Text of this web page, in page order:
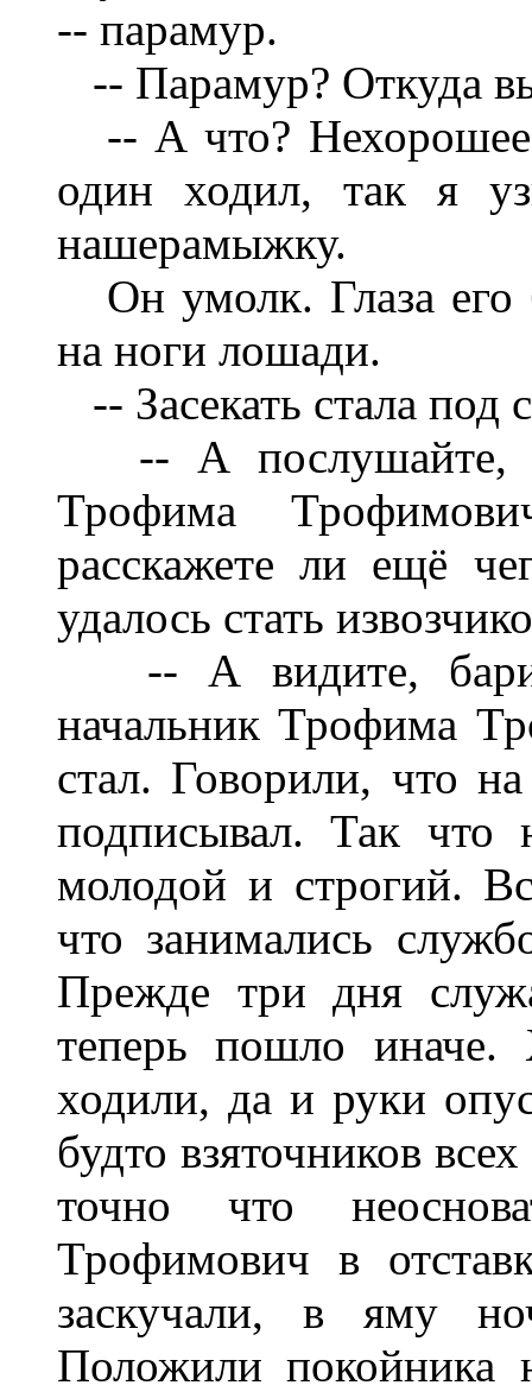
-- парамур.
-- Парамур? Откуда
-- А что? Нехорошее
один ходил, так я
нашерамыжку.
Он умолк. Глаза его
на ноги лошади.
-- Засекать стала под
-- А послушайте,
Трофима
расскажете ли ещё
удалось стать
-- А видите,
начальник Трофима
стал. Говорили, что
подписывал. Так что
молодой и строгий.
что занимались
Прежде три дня
теперь пошло
ходили, да и руки
будто взяточников
точно что
Трофимович в
заскучали, в яму
Положили покойника